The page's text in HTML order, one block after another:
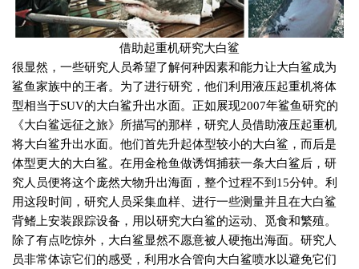
借助起重机研究大白鲨
很显然，一些研究人员希望了解何种因素和能力让大白鲨成为
鲨鱼家族中的王者。为了进行研究，他们利用液压起重机将体
型相当于SUV的大白鲨升出水面。正如展现2007年鲨鱼研究的
《大白鲨远征之旅》所描写的那样，研究人员借助液压起重机
将大白鲨升出水面。他们首先升起体型较小的大白鲨，而后是
体型更大的大白鲨。在用金枪鱼做诱饵捕获一条大白鲨后，研
究人员便将这个庞然大物升出海面，整个过程不到 15分钟。利
用这段时间，研究人员采集血样、进行一些测量并且在大白鲨
背鳍上安装跟踪设备，用以研究大白鲨的运动、觅食和繁殖。
除了有点吃惊外，大白鲨显然不愿意被人硬拖出海面。研究人
员非常体谅它们的感受，利用水合管向大白鲨喷水以避免它们